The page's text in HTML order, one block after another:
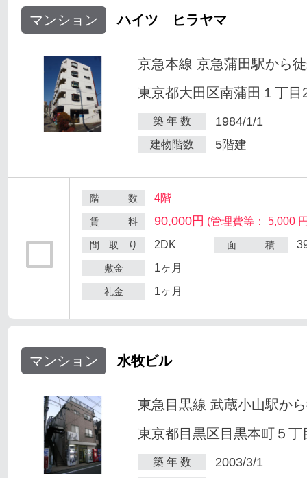
マンション ハイツ ヒラヤマ
京急本線 京急蒲田駅から
東京都大田区南蒲田１丁目
築 年 数 1984/1/1
建物階数 5階建
階 数 4階
賃 料 90,000円 (管理費等： 5,000
間 取 り 2DK 面 積
敷金 1ヶ月
礼金 1ヶ月
マンション 水牧ビル
東急目黒線 武蔵小山駅か
東京都目黒区目黒本町５丁
築 年 数 2003/3/1